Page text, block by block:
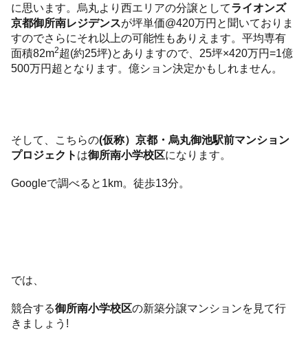
に思います。烏丸より西エリアの分譲としてライオンズ
京都御所南レジデンスが坪単価@420万円と聞いておりま
すのでさらにそれ以上の可能性もありえます。平均専有
面積82m2超(約25坪)とありますので、25坪×420万円=1億
500万円超となります。億ション決定かもしれません。
そして、こちらの(仮称）京都・烏丸御池駅前マンション
プロジェクト は御所南小学校区になります。
Googleで調べると1km。徒歩13分。
では、
競合する御所南小学校区の新築分譲マンションを見て行
きましょう!